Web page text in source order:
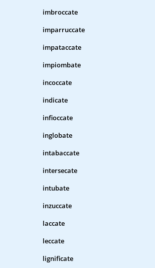
imbroccate
imparruccate
impataccate
impiombate
incoccate
indicate
infioccate
inglobate
intabaccate
intersecate
intubate
inzuccate
laccate
leccate
lignificate